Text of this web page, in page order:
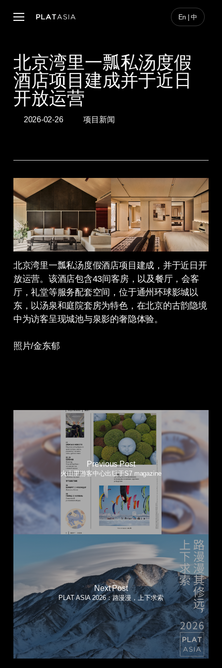
Menu En | 中
北京湾里一瓢私汤度假
酒店项目建成并于近日
开放运营
2026-02-26 项目新闻
北京湾里一瓢私汤度假酒店项目建成，并于近日开
放运营。该酒店包含43间客房，以及餐厅，会客
厅，礼堂等服务配套空间，位于通州环球影城以
东，以汤泉和庭院套房为特色，在北京的古韵隐境
中为访客呈现城池与泉影的奢隐体验。
照片/金东郁
Previous Post
火山里游客中心出版于S7 magazine
Next Post
PLAT ASIA 2026：路漫漫，上下求索